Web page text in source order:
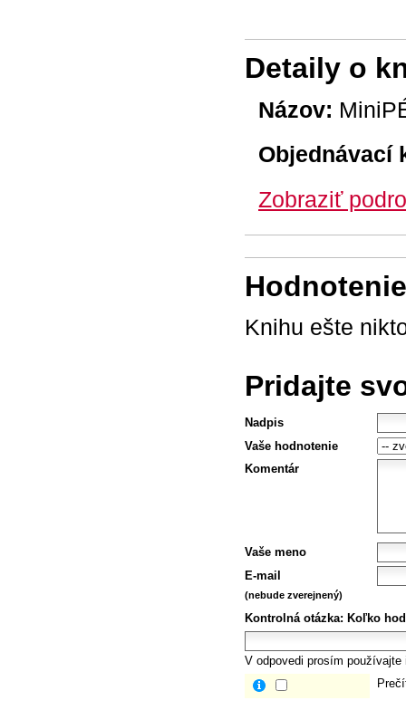
Detaily o
Názov:
Objednávací
Zobraziť
Knihu ešte
Pridajte
Nadpis
Vaše hodnotenie
Komentár
Vaše meno
E-mail
(nebude zverejnený)
Kontrolná otázka: Koľko
V odpovedi prosím